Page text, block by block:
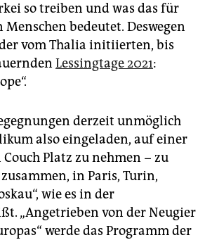
so treiben und was das für
bedeutet. Deswegen
vom Thalia initiierten, bis
Lessingtage 2021:
derzeit unmöglich
also eingeladen, auf einer
Platz zu nehmen − zu
in Paris, Turin,
wie es in der
„Angetrieben von der Neugier
werde das Programm der